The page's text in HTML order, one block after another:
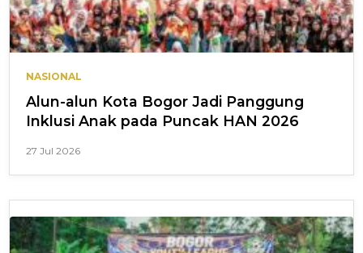
NASIONAL
Alun-alun Kota Bogor Jadi Panggung
Inklusi Anak pada Puncak HAN 2026
27 Jul 2026